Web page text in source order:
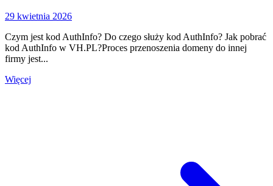
29 kwietnia 2026
Czym jest kod AuthInfo? Do czego służy kod AuthInfo? Jak pobrać
kod AuthInfo w VH.PL?Proces przenoszenia domeny do innej
firmy jest...
Więcej